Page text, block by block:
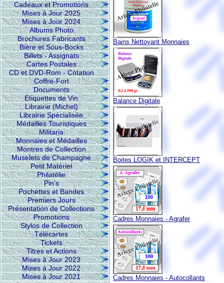
Cadeaux et Promotions
Mises à Jour 2025
Mises à Jour 2024
Albums Photo
Brochures Fabricants
Bière et Sous-Bocks
Billets - Assignats
Cartes Postales
CD et DVD-Rom - Cotation
Coffre-Fort
Documents
Etiquettes de Vin
Librairie (Michel)
Librairie Spécialisée
Médailles Touristiques
Militaria
Monnaies et Médailles
Montres de Collection
Muselets de Champagne
Petit Matériel
Philatélie
Pin's
Pochettes et Bandes
Premiers Jours
Présentation de Collections
Promotions
Stylos de Collection
Télécartes
Tickets
Titres et Actions
Mises à Jour 2023
Mises à Jour 2022
Mises à Jour 2021
Bains Nettoyant Monnaies
Balance Digitale
Boites LOGIK et INTERCEPT
Cadres Monnaies - Agrafer
Cadres Monnaies - Autocollants